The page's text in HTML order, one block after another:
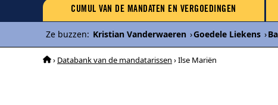
CUMUL VAN DE MANDATEN EN VERGOEDINGEN
Ze buzzen: Kristian Vanderwaeren ›Goedele Liekens ›
› Databank van de mandatarissen › Ilse Mariën